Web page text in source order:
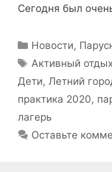
Сегодня был
Рубрики
Новости,
Метки
Активный отдых
Дети, Летний
практика 2020,
лагерь
Оставьте